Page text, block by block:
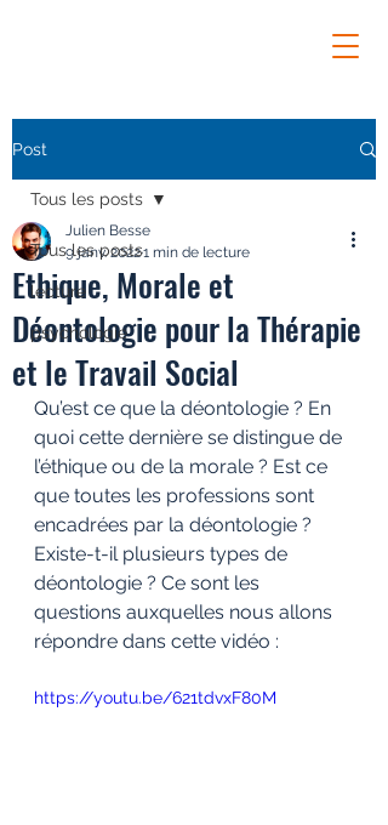
Post
Tous les posts
lecture
psychologie
Tous les posts
Ethique, Morale et
Déontologie pour la Thérapie
et le Travail Social
Julien Besse
9 janv. 20221 min de lecture
Qu’est ce que la déontologie ? En
quoi cette dernière se distingue de
l’éthique ou de la morale ? Est ce
que toutes les professions sont
encadrées par la déontologie ?
Existe-t-il plusieurs types de
déontologie ? Ce sont les
questions auxquelles nous allons
répondre dans cette vidéo :
https://youtu.be/621tdvxF80M